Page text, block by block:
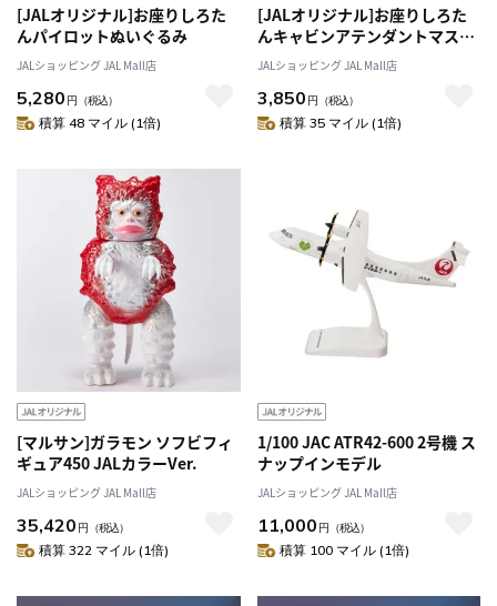
[JALオリジナル]お座りしろた
んパイロットぬいぐるみ
JALショッピング JAL Mall店
5,280 円 （税込）
積算 48 マイル (1倍)
[JALオリジナル]お座りしろた
んキャビンアテンダントマスコ
ット
JALショッピング JAL Mall店
3,850 円 （税込）
積算 35 マイル (1倍)
[マルサン]ガラモン ソフビフィ
ギュア450 JALカラーVer.
JALショッピング JAL Mall店
35,420 円 （税込）
積算 322 マイル (1倍)
1/100 JAC ATR42-600 2号機 ス
ナップインモデル
JALショッピング JAL Mall店
11,000 円 （税込）
積算 100 マイル (1倍)